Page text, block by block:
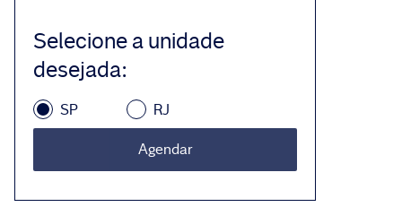
Selecione a unidade
desejada:
SP RJ
Agendar